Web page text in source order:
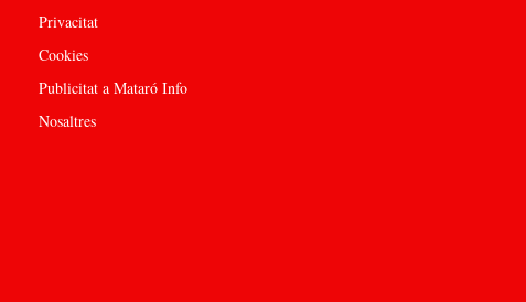
Privacitat
Cookies
Publicitat a Mataró Info
Nosaltres